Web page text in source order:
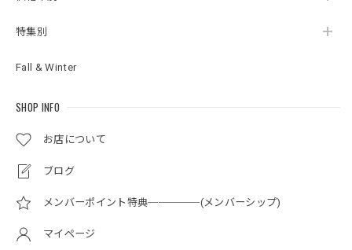
特集別
Fall & Winter
SHOP INFO
お店について
ブログ
メンバーポイント特典─────(メンバーシップ)
マイページ
うございました。
ころんとしたフォルムがとても可愛いです。色々なペンダン
り目立たない所もイイです。